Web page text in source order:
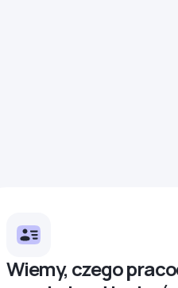
Wiemy, czego